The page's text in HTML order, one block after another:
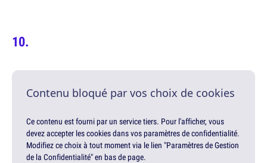
Contenu bloqué par vos choix de cookies
Ce contenu est fourni par un service tiers. Pour l'afficher, vous
devez accepter les cookies dans vos paramètres de confidentialité.
Modifiez ce choix à tout moment via le lien "Paramètres de Gestion
de la Confidentialité" en bas de page.